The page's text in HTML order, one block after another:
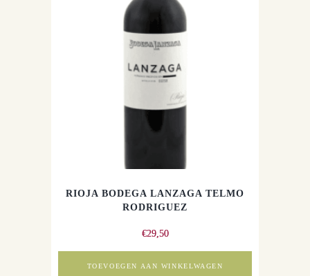
RIOJA BODEGA LANZAGA TELMO
RODRIGUEZ
€29,50
TOEVOEGEN AAN WINKELWAGEN